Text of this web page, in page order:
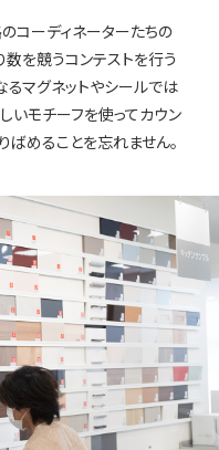
コーディネーターたちの
を競うコンテストを行う
るマグネットやシールでは
いモチーフを使ってカウン
ばめることを忘れません。